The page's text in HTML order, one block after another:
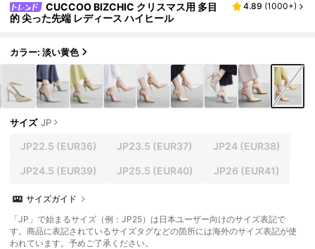
CUCCOO BIZCHIC クリスマス用 多目
的 尖った先端 レディース ハイヒール
4.89 (1000+)
カラー: 淡い黄色
サイズ JP
JP22.5 (EUR36) JP23.5 (EUR37) JP24(EUR38)
JP24.5 (EUR39) JP25.5 (EUR40) JP26 (EUR41)
サイズガイド
「JP」で始まるサイズ（例：JP25）は日本ユーザー向けのサイズ表記で
す。商品に表記されているサイズタグなどの箇所には海外のサイズ表記が使
われています。予めご了承ください。